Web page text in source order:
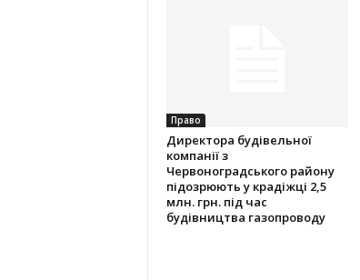
Право
Директора будівельної
компанії з
Червоноградського району
підозрюють у крадіжці 2,5
млн. грн. під час
будівництва газопроводу